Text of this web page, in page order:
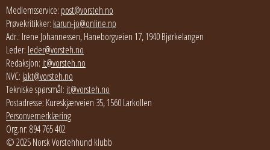
Medlemsservice: post@vorsteh.no
Prøvekritikker: karun-jo@online.no
Adr.: Irene Johannessen, Haneborgveien 17, 1940 Bjørkelangen
Leder: leder@vorsteh.no
Redaksjon: it@vorsteh.no
NVC: jakt@vorsteh.no
Tekniske spørsmål: it@vorsteh.no
Postadresse: Kureskjærveien 35, 1560 Larkollen
Personvernerklæring
Org.nr: 894 765 402
© 2025 Norsk Vorstehhund klubb